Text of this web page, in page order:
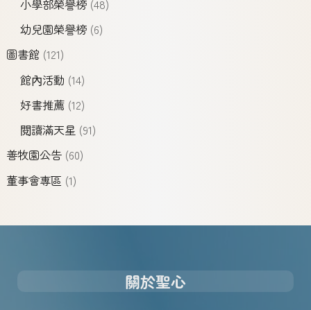
小學部榮譽榜(48)
幼兒園榮譽榜(6)
圖書館(121)
館內活動 (14)
好書推薦(12)
閱讀滿天星 (91)
善牧園公告(60)
董事會專區 (1)
關於聖心